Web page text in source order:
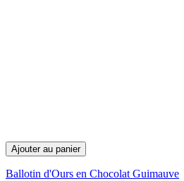
Ajouter au panier
Ballotin d'Ours en Chocolat Guimauve